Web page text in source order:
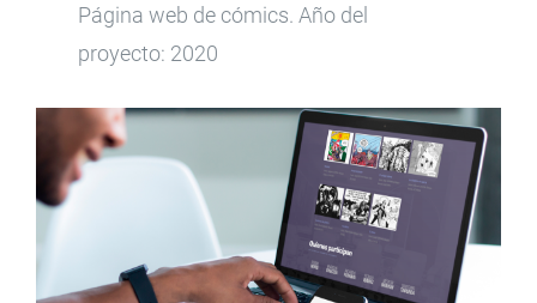
Página web de cómics. Año del
proyecto: 2020
HISTORIETA REVÓLVER